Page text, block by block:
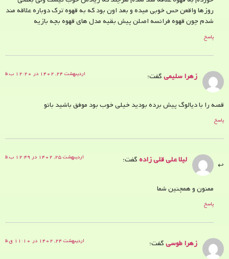
روزها واقعن حس خوبی میده و بعد اون بود که به قهوه ترک دوباره علاقه مند
شدم چون قهوه فرانسه اصلن پیش بقیه مدل های قهوه بچه بازیه
پاسخ
زهرا سلیمیگفت: اردیبهشت ۲۴, ۱۴۰۲ در ۱۲:۲۰ ب.ظ
قصه را با دیالوگ پیش برده بودید خیلی خوب بود موفق باشید بانو
پاسخ
لیلا علی قلی زادهگفت: اردیبهشت ۲۵, ۱۴۰۲ در ۱۲:۴۹ ب.ظ
ممنون و همچنین شما
پاسخ
زهرا طوسیگفت: اردیبهشت ۲۴, ۱۴۰۲ در ۱۱:۱۰ ق.ظ